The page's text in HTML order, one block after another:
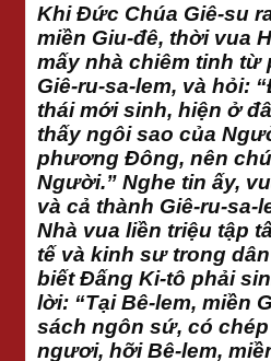
Khi Đức Chúa Giê-su
miền Giu-đê, thời vua
mấy nhà chiêm tinh
Giê-ru-sa-lem, và hỏi:
thái mới sinh, hiện ở
thấy ngôi sao của
phương Đông, nên
Người.” Nghe tin ấy,
và cả thành Giê-ru-sa-
Nhà vua liền triệu tập
tế và kinh sư trong
biết Đấng Ki-tô phải
lời: “Tại Bê-lem, miền
sách ngôn sứ, có
ngươi, hỡi Bê-lem,